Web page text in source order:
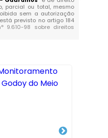
parcial ou total, mesmo
sem a autorização
previsto no artigo 184
9.610-98 sobre direitos